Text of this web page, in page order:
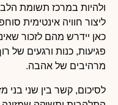
ולהיות במרכז תשומת הלב
ליצור חוויה אינטימית
כאן יידרש מהם לזכור
פגיעות, כנות ורגעים של
מרהיבים של אהבה.
לסיכום, קשר בין שני בני